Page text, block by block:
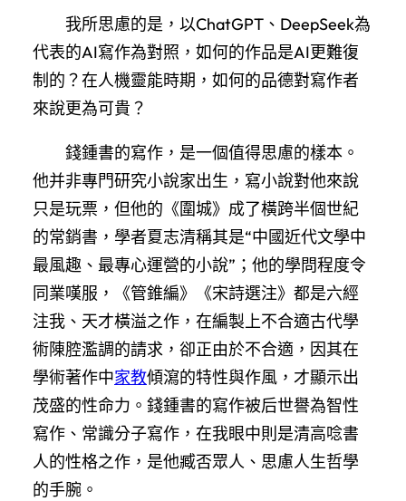
我所思慮的是，以ChatGPT、DeepSeek為
代表的AI寫作為對照，如何的作品是AI更難復
制的？在人機靈能時期，如何的品德對寫作者
來說更為可貴？
錢鍾書的寫作，是一個值得思慮的樣本。
他并非專門研究小說家出生，寫小說對他來說
只是玩票，但他的《圍城》成了橫跨半個世紀
的常銷書，學者夏志清稱其是“中國近代文學中
最風趣、最專心運營的小說”；他的學問程度令
同業嘆服，《管錐編》《宋詩選注》都是六經
注我、天才橫溢之作，在編製上不合適古代學
術陳腔濫調的請求，卻正由於不合適，因其在
學術著作中家教傾瀉的特性與作風，才顯示出
茂盛的性命力。錢鍾書的寫作被后世譽為智性
寫作、常識分子寫作，在我眼中則是清高唸書
人的性格之作，是他臧否眾人、思慮人生哲學
的手腕。